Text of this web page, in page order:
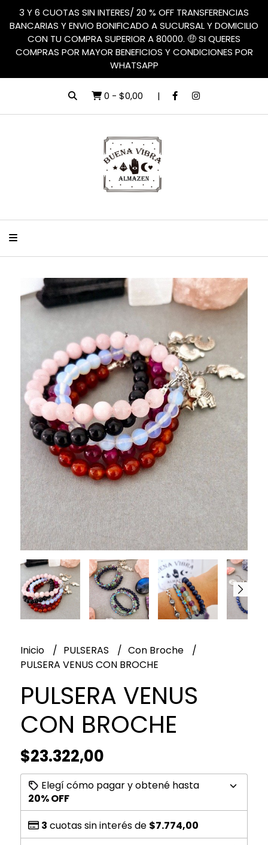
3 Y 6 CUOTAS SIN INTERES/ 20 % OFF TRANSFERENCIAS
BANCARIAS Y ENVIO BONIFICADO A SUCURSAL Y DOMICILIO
CON TU COMPRA SUPERIOR A 80000. 🤑 SI QUERES
COMPRAS POR MAYOR BENEFICIOS Y CONDICIONES POR
WHATSAPP
0 - $0,00
Inicio PULSERAS
Con Broche
PULSERA VENUS CON BROCHE
PULSERA VENUS
CON BROCHE
$23.322,00
Elegí cómo pagar y obtené hasta
20% OFF
3 cuotas sin interés de $7.774,00